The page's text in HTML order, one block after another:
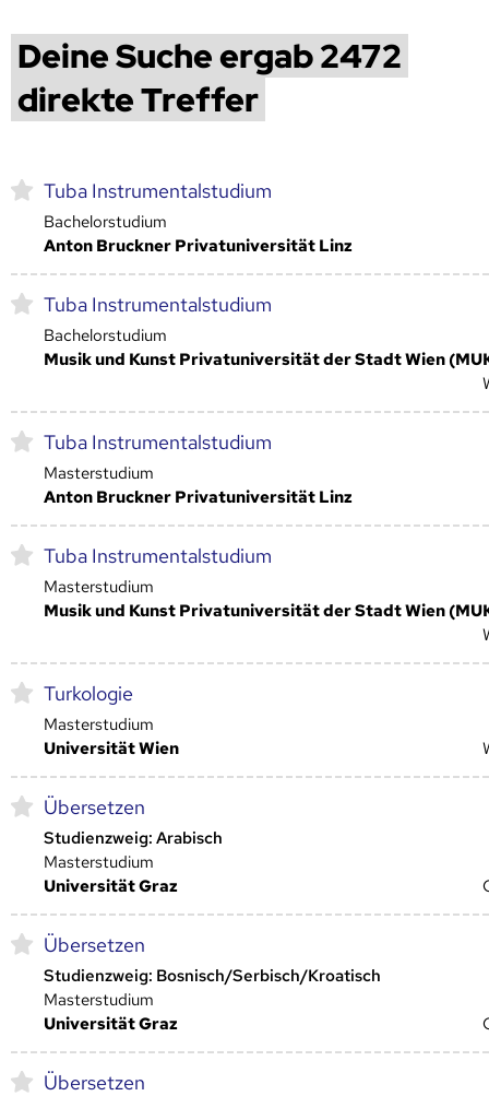
Deine Suche ergab 2472
direkte Treffer
Tuba Instrumentalstudium
Bachelorstudium
Anton Bruckner Privatuniversität Linz
Tuba Instrumentalstudium
Bachelorstudium
Musik und Kunst Privatuniversität der Stadt Wien
Tuba Instrumentalstudium
Masterstudium
Anton Bruckner Privatuniversität Linz
Tuba Instrumentalstudium
Masterstudium
Musik und Kunst Privatuniversität der Stadt Wien
Turkologie
Masterstudium
Universität Wien
Übersetzen
Studienzweig: Arabisch
Masterstudium
Universität Graz
Übersetzen
Studienzweig: Bosnisch/Serbisch/Kroatisch
Masterstudium
Universität Graz
Übersetzen